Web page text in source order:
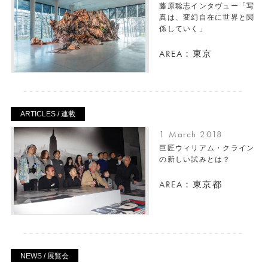
藤原聡志インタヴュー「写
真は、変幻自在に世界と関
係していく」
AREA：東京
ARTICLES / 連載
1 March 2018
巨匠ウィリアム・クライン
の新しい試みとは？
AREA：東京都
NEWS / 展覧会